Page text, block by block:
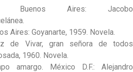
Buenos Aires: Jacobo
Aires: Goyanarte, 1959. Novela.
de Vivar, gran señora de todos
1960. Novela.
amargo. México D.F.: Alejandro